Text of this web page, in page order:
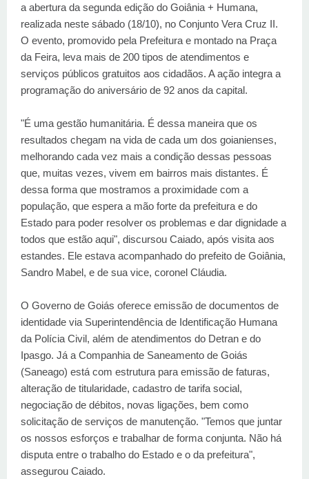
a abertura da segunda edição do Goiânia + Humana,
realizada neste sábado (18/10), no Conjunto Vera Cruz II.
O evento, promovido pela Prefeitura e montado na Praça
da Feira, leva mais de 200 tipos de atendimentos e
serviços públicos gratuitos aos cidadãos. A ação integra a
programação do aniversário de 92 anos da capital.
"É uma gestão humanitária. É dessa maneira que os
resultados chegam na vida de cada um dos goianienses,
melhorando cada vez mais a condição dessas pessoas
que, muitas vezes, vivem em bairros mais distantes. É
dessa forma que mostramos a proximidade com a
população, que espera a mão forte da prefeitura e do
Estado para poder resolver os problemas e dar dignidade a
todos que estão aqui", discursou Caiado, após visita aos
estandes. Ele estava acompanhado do prefeito de Goiânia,
Sandro Mabel, e de sua vice, coronel Cláudia.
O Governo de Goiás oferece emissão de documentos de
identidade via Superintendência de Identificação Humana
da Polícia Civil, além de atendimentos do Detran e do
Ipasgo. Já a Companhia de Saneamento de Goiás
(Saneago) está com estrutura para emissão de faturas,
alteração de titularidade, cadastro de tarifa social,
negociação de débitos, novas ligações, bem como
solicitação de serviços de manutenção. "Temos que juntar
os nossos esforços e trabalhar de forma conjunta. Não há
disputa entre o trabalho do Estado e o da prefeitura",
assegurou Caiado.